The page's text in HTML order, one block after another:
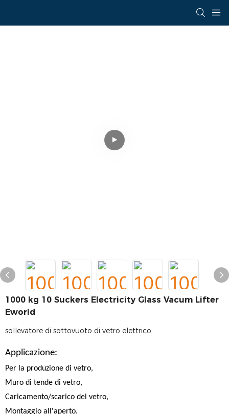
1000 kg 10 Suckers Electricity Glass Vacum Lifter
Eworld
sollevatore di sottovuoto di vetro elettrico
Applicazione:
Per la produzione di vetro,
Muro di tende di vetro,
Caricamento/scarico del vetro,
Montaggio all'aperto.